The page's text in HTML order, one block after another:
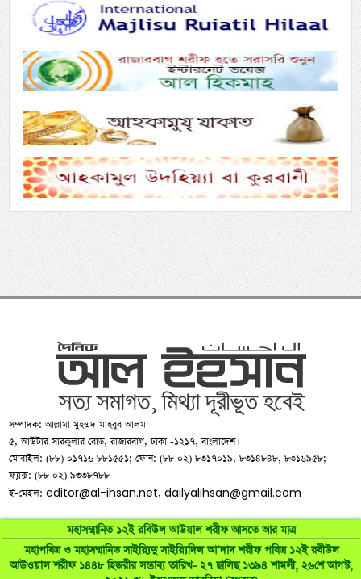
মহাসম্মানিত ১২ই রবিউল আউয়াল শরীফ আসতে আর মাত্র
মহাপবিত্র ও মহাসম্মানিত সাইয়্যিদু সাইয়্যিদিল আ’দাদ শরীফ পবিত্র ১২ই রবীউল
আউওয়াল শরীফ ১৪৪৮ হিজরীর সম্ভাব্য তারিখ- ২৭ ছালিছ ১৩৯৪ শামসী, ২৬শে আগস্ট,
সম্পাদক: আল্লামা মুহম্মদ মাহবুব আলম
৫, আউটার সারকুলার রোড, রাজারবাগ, ঢাকা -১২১৭, বাংলাদেশ।
মোবাইল: (৮৮) ০১৭১৬ ৮৮১৫৫১; ফোন: (৮৮ ০২) ৮৩১৭০১৯, ৮৩১৪৮৪৮, ৮৩১৬৯৫৮;
ফ্যাক্স: (৮৮ ০২) ৯৩৩৮৭৮৮
ই-মেইল:editor@al-ihsan.net,dailyalihsan@gmail.com
2007-2026. All Rights Reserved | Developed by: